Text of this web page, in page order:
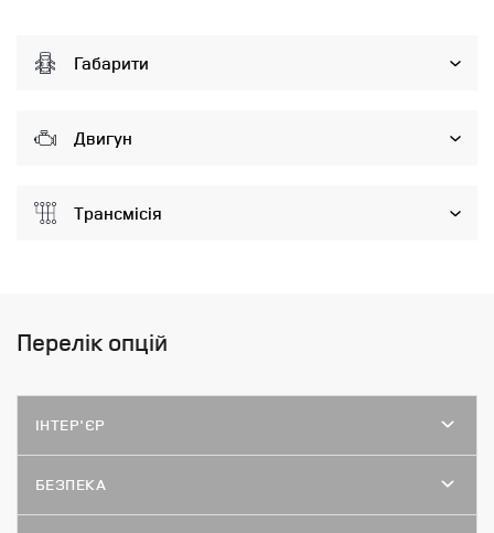
Габарити
Двигун
Трансмісія
Перелік опцій
ІНТЕР'ЄР
БЕЗПЕКА